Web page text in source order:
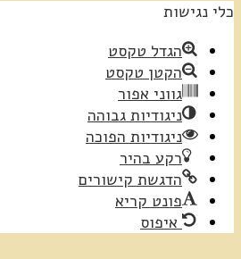
כלי נגישות
הגדל טקסט
הקטן טקסט
גווני אפור
ניגודיות גבוהה
ניגודיות הפוכה
רקע בהיר
הדגשת קישורים
פונט קריא
איפוס